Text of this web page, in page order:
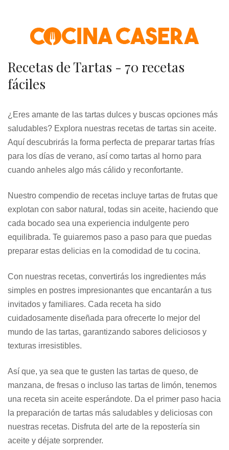
Recetas de Tartas - 70 recetas
fáciles
¿Eres amante de las tartas dulces y buscas opciones más
saludables? Explora nuestras recetas de tartas sin aceite.
Aquí descubrirás la forma perfecta de preparar tartas frías
para los días de verano, así como tartas al horno para
cuando anheles algo más cálido y reconfortante.
Nuestro compendio de recetas incluye tartas de frutas que
explotan con sabor natural, todas sin aceite, haciendo que
cada bocado sea una experiencia indulgente pero
equilibrada. Te guiaremos paso a paso para que puedas
preparar estas delicias en la comodidad de tu cocina.
Con nuestras recetas, convertirás los ingredientes más
simples en postres impresionantes que encantarán a tus
invitados y familiares. Cada receta ha sido
cuidadosamente diseñada para ofrecerte lo mejor del
mundo de las tartas, garantizando sabores deliciosos y
texturas irresistibles.
Así que, ya sea que te gusten las tartas de queso, de
manzana, de fresas o incluso las tartas de limón, tenemos
una receta sin aceite esperándote. Da el primer paso hacia
la preparación de tartas más saludables y deliciosas con
nuestras recetas. Disfruta del arte de la repostería sin
aceite y déjate sorprender.